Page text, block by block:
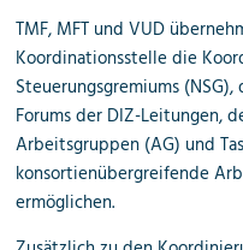
TMF, MFT und VUD
Koordinationsstelle die
Steuerungsgremiums
Forums der DIZ-Leitungen,
Arbeitsgruppen (AG) und
konsortienübergreifende
ermöglichen.